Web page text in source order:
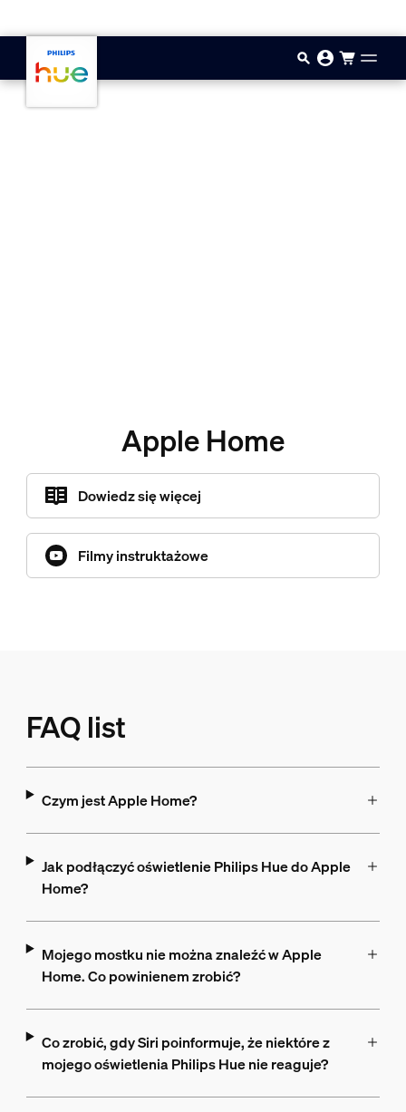
Apple Home
Dowiedz się więcej
Filmy instruktażowe
FAQ list
Czym jest Apple Home?
Jak podłączyć oświetlenie Philips Hue do Apple
Home?
Mojego mostku nie można znaleźć w Apple
Home. Co powinienem zrobić?
Co zrobić, gdy Siri poinformuje, że niektóre z
mojego oświetlenia Philips Hue nie reaguje?